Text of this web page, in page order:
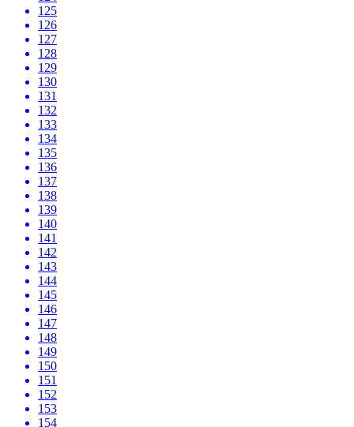
125
126
127
128
129
130
131
132
133
134
135
136
137
138
139
140
141
142
143
144
145
146
147
148
149
150
151
152
153
154